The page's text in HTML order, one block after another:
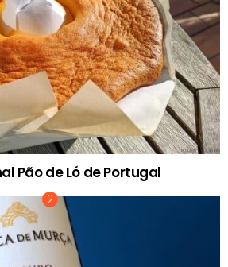
Pão de Ló de Portugal